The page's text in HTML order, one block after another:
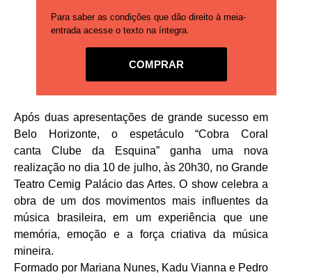
Para saber as condições que dão direito à meia-
entrada acesse o texto na íntegra.
COMPRAR
Após duas apresentações de grande sucesso em
Belo Horizonte, o espetáculo “Cobra Coral
canta Clube da Esquina” ganha uma nova
realização no dia 10 de julho, às 20h30, no Grande
Teatro Cemig Palácio das Artes. O show celebra a
obra de um dos movimentos mais influentes da
música brasileira, em um experiência que une
memória, emoção e a força criativa da música
mineira.
Formado por Mariana Nunes, Kadu Vianna e Pedro